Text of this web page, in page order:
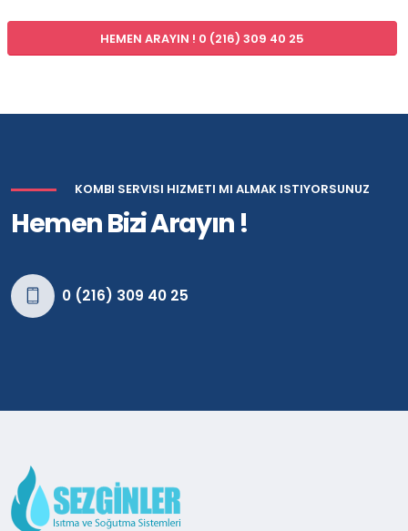
HEMEN ARAYIN ! 0 (216) 309 40 25
KOMBI SERVISI HIZMETI MI ALMAK ISTIYORSUNUZ
Hemen Bizi Arayın !
0 (216) 309 40 25